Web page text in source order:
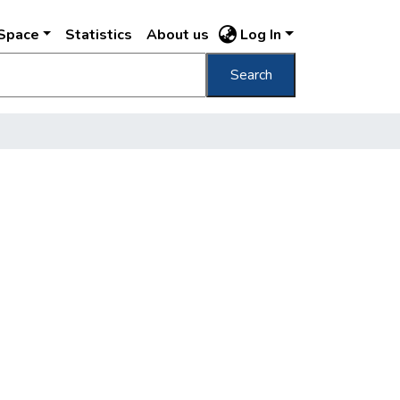
Statistics About us Log In
Search